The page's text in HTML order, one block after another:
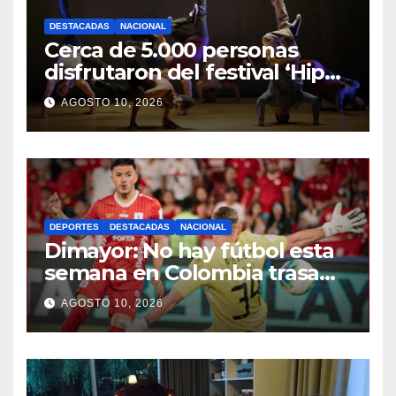
DESTACADAS NACIONAL
Cerca de 5.000 personas
disfrutaron del festival ‘Hip
Hop en la Cuarta’
AGOSTO 10, 2026
DEPORTES DESTACADAS NACIONAL
Dimayor: No hay fútbol esta
semana en Colombia trasa
potente terremoto de 7.4
AGOSTO 10, 2026